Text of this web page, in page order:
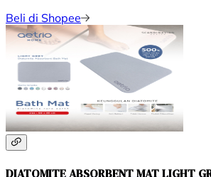
Beli di Shopee
DIATOMITE ABSORBENT MAT LIGHT